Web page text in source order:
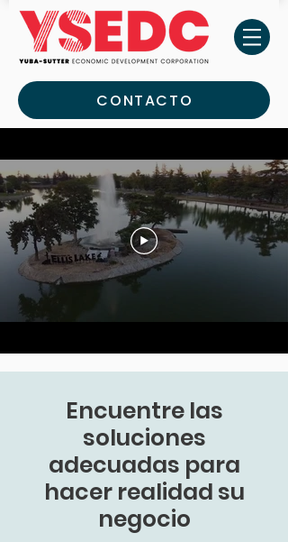
CONTACTO
Encuentre las
soluciones
adecuadas para
hacer realidad su
negocio